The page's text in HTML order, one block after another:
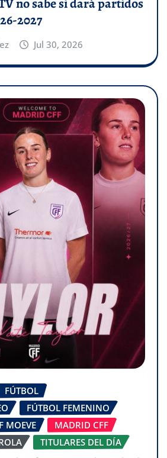
2027
Jul 30, 2026
FÚTBOL
FÚTBOL FEMENINO
MOEVE
MADRID CFF
TITULARES DEL DÍA